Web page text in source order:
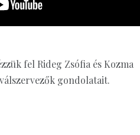
fel Rideg Zsófia és Kozma
gondolatait.